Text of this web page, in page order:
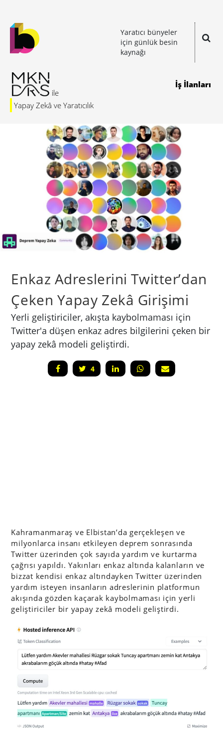
Yaratıcı bünyeler
için günlük besin
kaynağı
Yapay Zekâ ve Yaratıcılık
İş İlanları
Enkaz Adreslerini Twitter’dan
Çeken Yapay Zekâ Girişimi
Yerli geliştiriciler, akışta kaybolmaması için
Twitter'a düşen enkaz adres bilgilerini çeken bir
yapay zekâ modeli geliştirdi.
4
Kahramanmaraş ve Elbistan’da gerçekleşen ve
milyonlarca insanı etkileyen deprem sonrasında
Twitter üzerinden çok sayıda yardım ve kurtarma
çağrısı yapıldı. Yakınları enkaz altında kalanların ve
bizzat kendisi enkaz altındayken Twitter üzerinden
yardım isteyen insanların adreslerinin platformun
akışında gözden kaçarak kaybolmaması için yerli
geliştiriciler bir yapay zekâ modeli geliştirdi.